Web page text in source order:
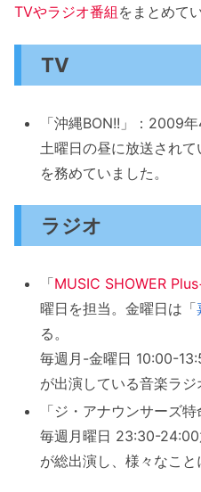
TVやラジオ番組 をまとめて
TV
「沖縄BON!!」：2009
土曜日の昼に放送され
を務めていました。
ラジオ
「MUSIC SHOWER
曜日を担当。金曜日は「
る。
毎週月-金曜日 10:00-
が出演している音楽ラジ
「ジ・アナウンサーズ特
毎週月曜日 23:30-24:00
が総出演し、様々なこと